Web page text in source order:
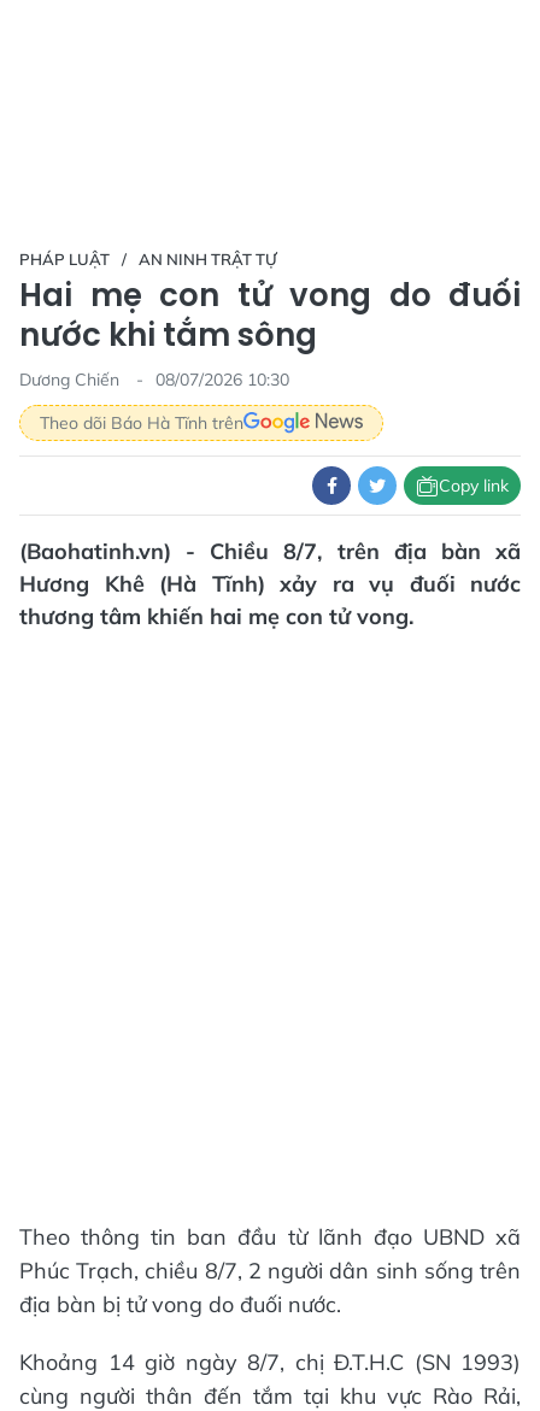
PHÁP LUẬT AN NINH TRẬT TỰ
Hai mẹ con tử vong do đuối
nước khi tắm sông
Dương Chiến
08/07/2026 10:30
Theo dõi Báo Hà Tĩnh trên
Copy link
(Baohatinh.vn) - Chiều 8/7, trên địa bàn xã
Hương Khê (Hà Tĩnh) xảy ra vụ đuối nước
thương tâm khiến hai mẹ con tử vong.
Theo thông tin ban đầu từ lãnh đạo UBND xã
Phúc Trạch, chiều 8/7, 2 người dân sinh sống trên
địa bàn bị tử vong do đuối nước.
Khoảng 14 giờ ngày 8/7, chị Đ.T.H.C (SN 1993)
cùng người thân đến tắm tại khu vực Rào Rải,